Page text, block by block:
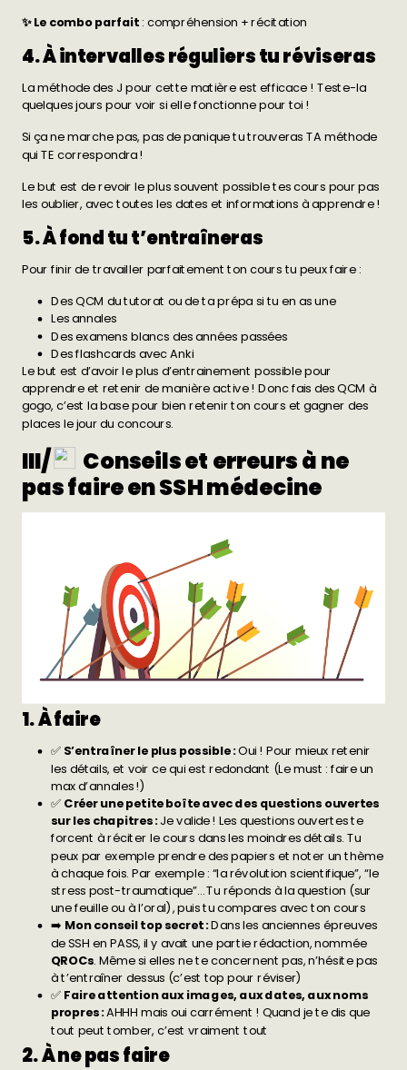
✨ Le combo parfait : compréhension + récitation
4. À intervalles réguliers tu réviseras
La méthode des J pour cette matière est efficace ! Teste-la
quelques jours pour voir si elle fonctionne pour toi !
Si ça ne marche pas, pas de panique tu trouveras TA méthode
qui TE correspondra !
Le but est de revoir le plus souvent possible tes cours pour pas
les oublier, avec toutes les dates et informations à apprendre !
5. À fond tu t’entraîneras
Pour finir de travailler parfaitement ton cours tu peux faire :
Des QCM du tutorat ou de ta prépa si tu en as une
Les annales
Des examens blancs des années passées
Desflashcards avec Anki
Le but est d’avoir le plus d’entrainement possible pour
apprendre et retenir de manière active ! Donc fais des QCM à
gogo, c’est la base pour bien retenir ton cours et gagner des
places le jour du concours.
III/
Conseils et erreurs à ne
pas faire en SSH médecine
1. À faire
✅ S’entraîner le plus possible :Oui ! Pour mieux retenir
les détails, et voir ce qui est redondant (Le must : faire un
max d’annales !)
✅ Créer une petite boîte avec des questions ouvertes
sur les chapitres :Je valide ! Les questions ouvertes te
forcent à réciter le cours dans les moindres détails. Tu
peux par exemple prendre des papiers et noter un thème
à chaque fois. Par exemple : “la révolution scientifique”, “le
stress post-traumatique”… Tu réponds à la question (sur
une feuille ou à l’oral), puis tu compares avec ton cours
➡️ Mon conseil top secret :Dans les anciennes épreuves
de SSH en PASS, il y avait une partie rédaction, nommée
QROCs. Même si elles ne te concernent pas, n’hésite pas
à t’entraîner dessus (c’est top pour réviser)
✅ Faire attention aux images, aux dates, aux noms
propres :AHHH mais oui carrément ! Quand je te dis que
tout peut tomber, c’est vraiment tout
2. À ne pas faire